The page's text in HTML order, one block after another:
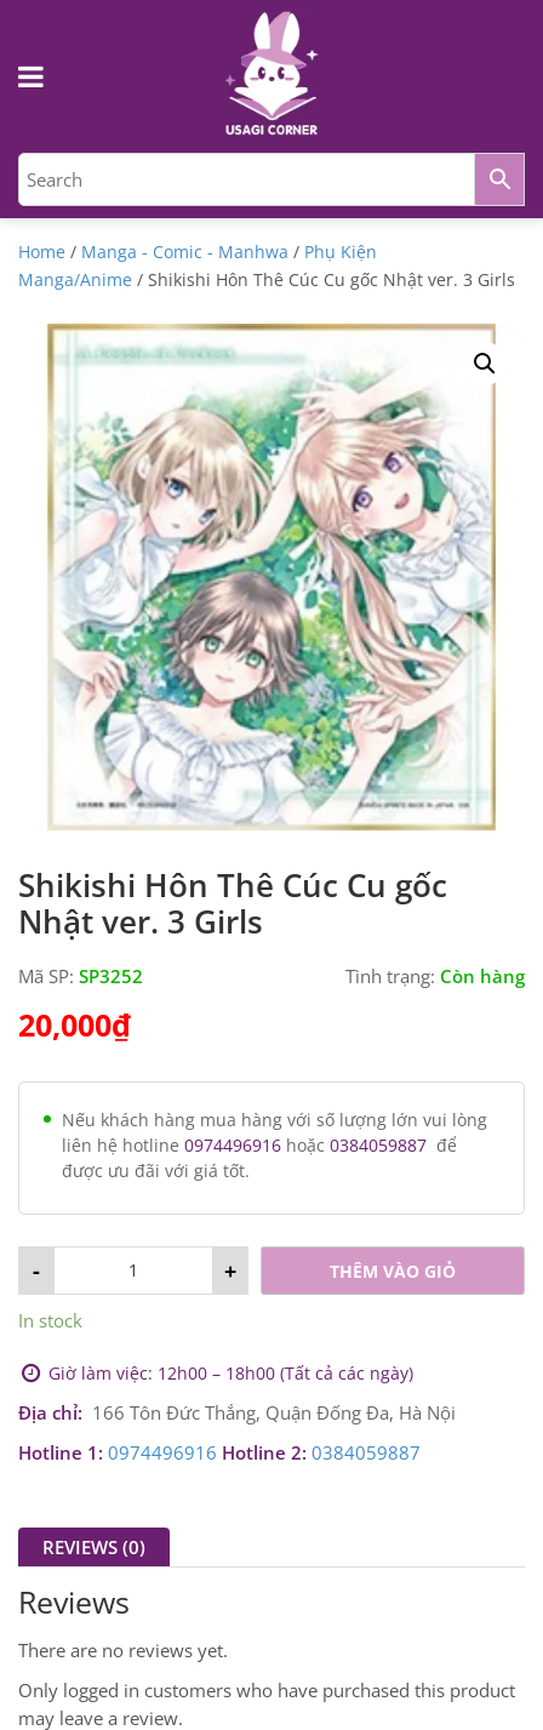
Home / Manga - Comic - Manhwa / Phụ Kiện
Manga/Anime / Shikishi Hôn Thê Cúc Cu gốc Nhật ver. 3 Girls
Shikishi Hôn Thê Cúc Cu gốc
Nhật ver. 3 Girls
Mã SP: SP3252 Tình trạng: Còn hàng
20,000₫
Nếu khách hàng mua hàng với số lượng lớn vui lòng
liên hệ hotline 0974496916 hoặc 0384059887 để
được ưu đãi với giá tốt.
+
- THÊM VÀO GIỎ
In stock
Giờ làm việc: 12h00 – 18h00 (Tất cả các ngày)
Địa chỉ: 166 Tôn Đức Thắng, Quận Đống Đa, Hà Nội
Hotline 1: 0974496916 Hotline 2: 0384059887
REVIEWS (0)
Reviews
There are no reviews yet.
Only logged in customers who have purchased this product
may leave a review.